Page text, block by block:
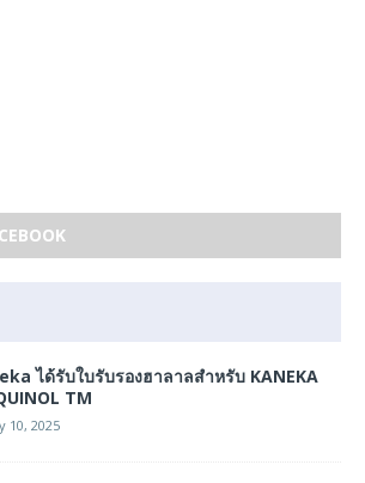
ได้รับใบรับรองฮาลาลสำหรับ KANEKA
TM
10, 2025